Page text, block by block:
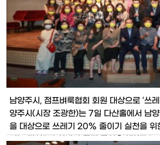
남양주시, 점프벼룩협회 회원 대상으로 ‘쓰
양주시(시장 조광한)는 7일 다산홀에서 남
을 대상으로 쓰레기 20% 줄이기 실천을 위
사는 민선7기 하반기 중점 공약 『시민행복